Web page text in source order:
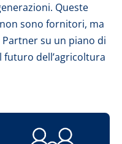
Queste
sono fornitori, ma
su un piano di
futuro dell’agricoltura